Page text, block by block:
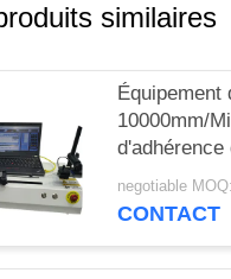
similaires
Équipement
10000mm/
d'adhérence
de 90
bande et le
negotiable
CONTACT